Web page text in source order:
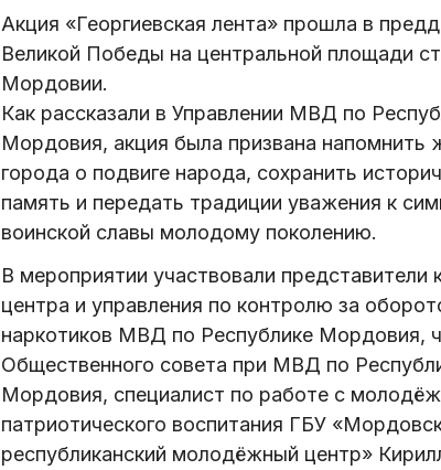
Акция «Георгиевская лента» прошла в
Великой Победы на центральной площади
Мордовии.
Как рассказали в Управлении МВД по
Мордовия, акция была призвана напомнить
города о подвиге народа, сохранить
память и передать традиции уважения к
воинской славы молодому поколению.
В мероприятии участвовали представители
центра и управления по контролю за
наркотиков МВД по Республике Мордовия,
Общественного совета при МВД по
Мордовия, специалист по работе с
патриотического воспитания ГБУ
республиканский молодёжный центр»